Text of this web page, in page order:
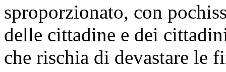
sproporzionato, con
delle cittadine e dei
che rischia di devastare le